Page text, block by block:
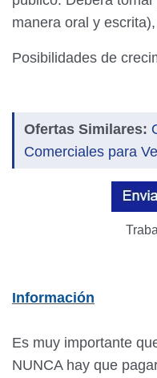
manera oral y
Posibilidades de
Ofertas Similares:
Comerciales para
Información
Es muy importante
NUNCA hay que